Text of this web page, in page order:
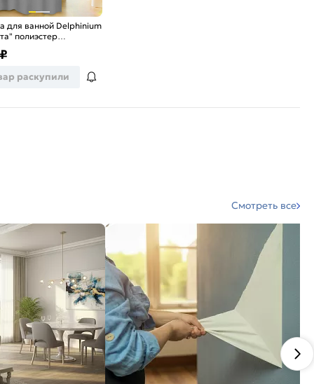
для ванной Delphinium
полиэстер
₽
раскупили
Смотреть все